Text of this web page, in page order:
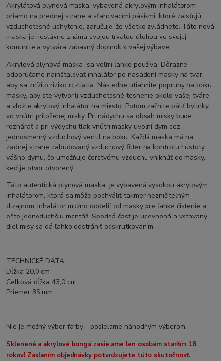
Akrylátová plynová maska, vybavená akrylovým inhalátorom
priamo na prednej strane a sťahovacími pásikmi, ktoré zaisťujú
vzduchotesné uchytenie, zaručuje, že všetko zvládnete. Táto nová
maska je neslávne známa svojou trvalou úlohou vo svojej
komunite a vytvára zábavný doplnok k vašej výbave.
Akrylová plynová maska sa veľmi ľahko používa. Dôrazne
odporúčame nainštalovať inhalátor po nasadení masky na tvár,
aby sa znížilo riziko rozliatia. Následne utiahnite popruhy na boku
masky, aby ste vytvorili vzduchotesné tesnenie okolo vašej tváre
a vložte akrylový inhalátor na miesto. Potom začnite páliť bylinky
vo vnútri priloženej misky. Pri nádychu sa obsah misky bude
rozhárať a pri výdychu tlak vnútri masky uvoľní dym cez
jednosmerný vzduchový ventil na boku. Každá maska má na
zadnej strane zabudovaný vzduchový filter na kontrolu hustoty
vášho dymu, čo umožňuje čerstvému ​​vzduchu vniknúť do masky,
keď je otvor otvorený.
Táto autentická plynová maska je vybavená vysokou akrylovým
inhalátorom, ktorá sa môže pochváliť takmer nezničiteľným
dizajnom. Inhalátor možno oddeliť od masky pre ľahké čistenie a
ešte jednoduchšiu montáž. Spodná časť je upevnená a vstavaný
diel misy sa dá ľahko odstrániť odskrutkovaním.
TECHNICKÉ DÁTA:
Dĺžka 20,0 cm
Celková dĺžka 43,0 cm
Priemer 35 mm
Nie je možný výber farby - posielame náhodným výberom.
Sklenené a akrylové bongá zasielame len osobám starším 18
rokov! Zaslaním objednávky potvrdzujete túto skutočnosť.